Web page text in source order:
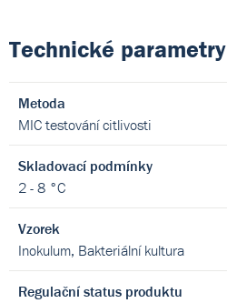
Technické parametry
Metoda
MIC testování citlivosti
Skladovací podmínky
2 - 8 °C
Vzorek
Inokulum, Bakteriální kultura
Regulační status produktu